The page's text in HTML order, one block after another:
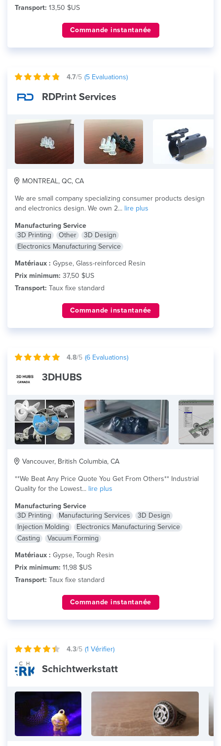
Transport: 13,50 $US
Commande instantanée
4.7/5 (5 Evaluations)
RDPrint Services
MONTREAL, QC, CA
We are small company specializing consumer products design
and electronics design. We own 2... lire plus
Manufacturing Service
3D Printing
Other
3D Design
Electronics Manufacturing Service
Matériaux : Gypse, Glass-reinforced Resin
Prix minimum: 37,50 $US
Transport: Taux fixe standard
Commande instantanée
4.8/5 (6 Evaluations)
3DHUBS
Vancouver, British Columbia, CA
**We Beat Any Price Quote You Get From Others** Industrial
Quality for the Lowest... lire plus
Manufacturing Service
3D Printing
Manufacturing Services
3D Design
Injection Molding
Electronics Manufacturing Service
Casting
Vacuum Forming
Matériaux : Gypse, Tough Resin
Prix minimum: 11,98 $US
Transport: Taux fixe standard
Commande instantanée
4.3/5 (1 Vérifier)
Schichtwerkstatt